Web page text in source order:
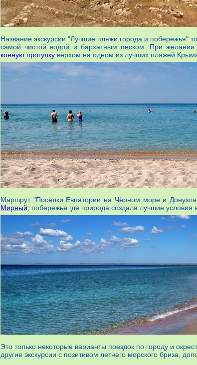
Название экскурсии "Лучшие пляжи города и побережья"
самой чистой водой и бархатным песком. При желании
конную прогулку верхом на одном из лучших пляжей
Маршрут "Посёлки Евпатории на Чёрном море и
Мирный , побережье где природа создала лучшие условия
Это только некоторые варианты поездок по городу и
другие экскурсии с позитивом летнего морского бриза,